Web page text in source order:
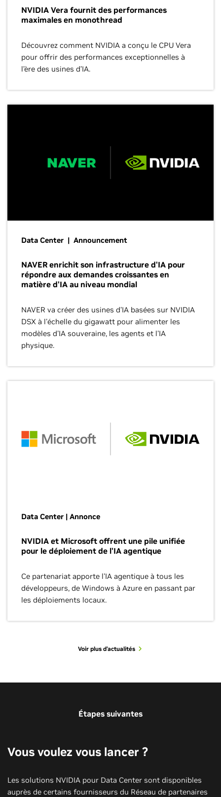
NVIDIA Vera fournit des performances
maximales en monothread
Découvrez comment NVIDIA a conçu le CPU Vera
pour offrir des performances exceptionnelles à
l’ère des usines d’IA.
Data Center | Announcement
NAVER enrichit son infrastructure d'IA pour
répondre aux demandes croissantes en
matière d'IA au niveau mondial
NAVER va créer des usines d'IA basées sur NVIDIA
DSX à l'échelle du gigawatt pour alimenter les
modèles d'IA souveraine, les agents et l'IA
physique.
Data Center | Annonce
NVIDIA et Microsoft offrent une pile unifiée
pour le déploiement de l'IA agentique
Ce partenariat apporte l'IA agentique à tous les
développeurs, de Windows à Azure en passant par
les déploiements locaux.
Voir plus d’actualités
Voir d'autres cas d’utilisation
Voir d’autres études de cas
Étapes suivantes
Vous voulez vous lancer ?
Les solutions NVIDIA pour Data Center sont disponibles
auprès de certains fournisseurs du Réseau de partenaires